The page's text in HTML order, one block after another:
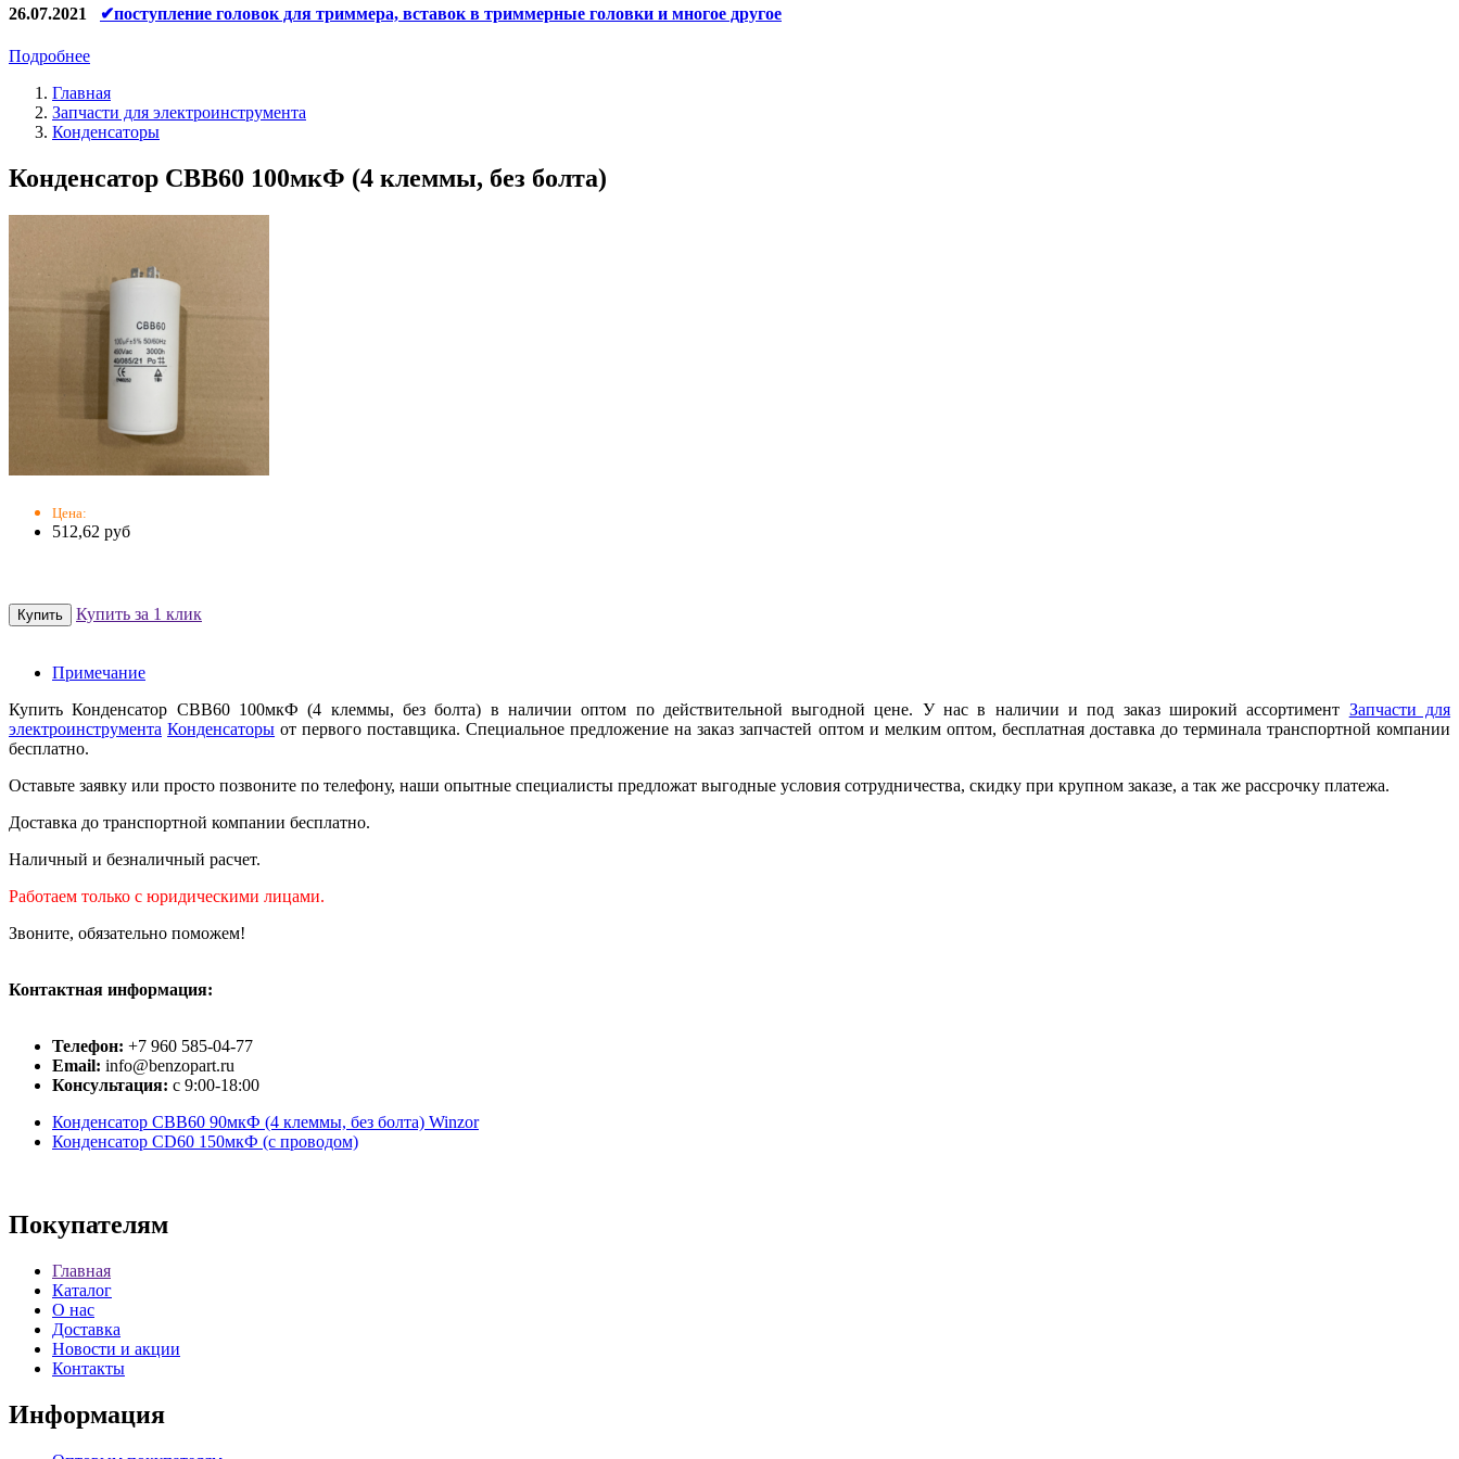
26.07.2021 ✔поступление головок для триммера, вставок в триммерные головки и многое другое
Подробнее
Главная
Запчасти для электроинструмента
Конденсаторы
Конденсатор СВВ60 100мкФ (4 клеммы, без болта)
Цена:
512,62 руб
Купить за 1 клик
Примечание
Купить Конденсатор СВВ60 100мкФ (4 клеммы, без болта) в наличии оптом по действительной выгодной цене. У нас в наличии и под заказ широкий ассортимент Запчасти для
электроинструмента Конденсаторы от первого поставщика. Специальное предложение на заказ запчастей оптом и мелким оптом, бесплатная доставка до терминала транспортной компании
бесплатно.
Оставьте заявку или просто позвоните по телефону, наши опытные специалисты предложат выгодные условия сотрудничества, скидку при крупном заказе, а так же рассрочку платежа.
Доставка до транспортной компании бесплатно.
Наличный и безналичный расчет.
Работаем только с юридическими лицами.
Звоните, обязательно поможем!
Контактная информация:
Телефон: +7 960 585-04-77
Email: info@benzopart.ru
Консультация: с 9:00-18:00
Конденсатор СВВ60 90мкФ (4 клеммы, без болта) Winzor
Конденсатор CD60 150мкФ (с проводом)
Покупателям
Главная
Каталог
О нас
Доставка
Новости и акции
Контакты
Информация